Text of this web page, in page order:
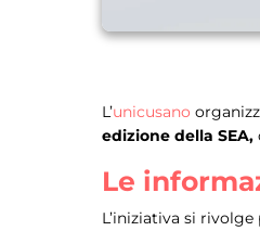
L’unicusano
edizione della SEA,
Le
L’iniziativa si